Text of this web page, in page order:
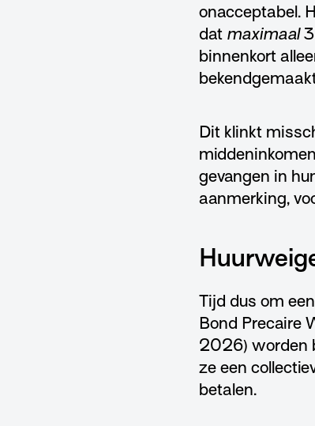
onacceptabel.
dat maximaal
binnenkort
Dit klinkt
gevangen in
aanmerking,
Tijd dus om
Bond Precaire
2026) worden
ze een
betalen.